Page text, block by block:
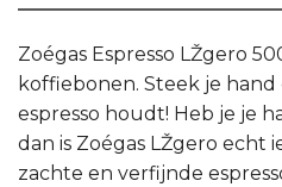
Zoégas Espresso LŽgero
koffiebonen. Steek je hand
espresso houdt! Heb je je
dan is Zoégas LŽgero echt
zachte en verfijnde